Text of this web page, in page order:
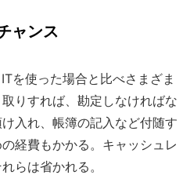
ャンス
を使った場合と比べさまざま
りすれば、勘定しなければな
入れ、帳簿の記入など付随す
経費もかかる。キャッシュレ
らは省かれる。